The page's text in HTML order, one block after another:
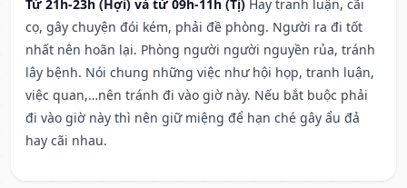
Từ 21h-23h (Hợi) và từ 09h-11h (Tị) Hay tranh luận, cãi
cọ, gây chuyện đói kém, phải đề phòng. Người ra đi tốt
nhất nên hoãn lại. Phòng người người nguyền rủa, tránh
lây bệnh. Nói chung những việc như hội họp, tranh luận,
việc quan,…nên tránh đi vào giờ này. Nếu bắt buộc phải
đi vào giờ này thì nên giữ miệng để hạn ché gây ẩu đả
hay cãi nhau.